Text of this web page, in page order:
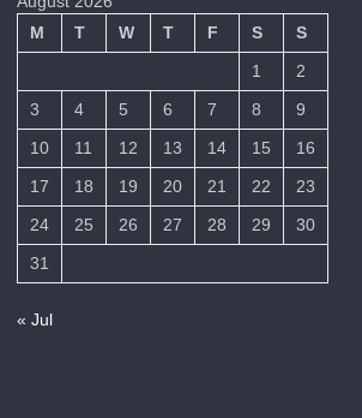
M
T W T F S
S
1
2
3
4 5 6 7 8
9
10
11 12 13 14 15
16
17
18 19 20 21 22
23
24
25 26 27 28 29
30
31
« Jul